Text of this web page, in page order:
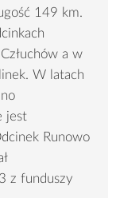
149 km.
a w
W latach
jest
Runowo
z funduszy